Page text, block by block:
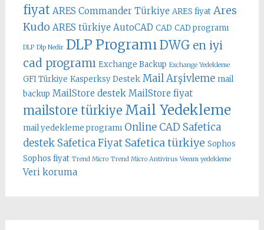
fiyat ARES Commander Türkiye ARES fiyat Ares
Kudo ARES türkiye AutoCAD CAD CAD programı
DLP Dlp Nedir DLP Programı DWG en iyi
cad programı Exchange Backup Exchange Yedekleme
GFI Türkiye Kasperksy Destek Mail Arşivleme mail
backup MailStore destek MailStore fiyat
mailstore türkiye Mail Yedekleme
mail yedekleme programı Online CAD Safetica
destek Safetica Fiyat Safetica türkiye Sophos
Sophos fiyat Trend Micro Trend Micro Antivirus Veeam yedekleme
Veri koruma